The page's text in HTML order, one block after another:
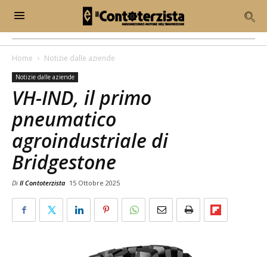
Home Notizie dalle aziende
Notizie dalle aziende
VH-IND, il primo
pneumatico
agroindustriale di
Bridgestone
Di Il Contoterzista 15 Ottobre 2025